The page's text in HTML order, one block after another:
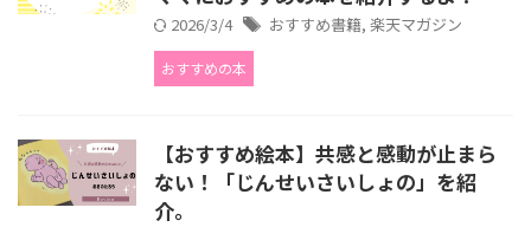
2026/3/4 おすすめ書籍, 楽天マガジン
おすすめの本
【おすすめ絵本】共感と感動が止まら
ない！「じんせいさいしょの」を紹
介。